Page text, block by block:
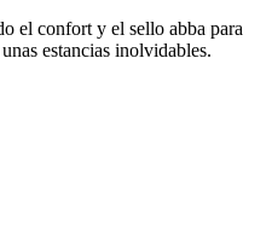
el confort y el sello abba para
estancias inolvidables.